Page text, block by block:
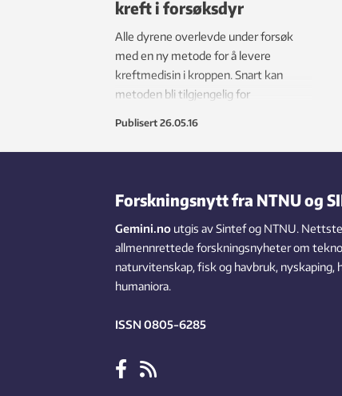
kreft i forsøksdyr
Alle dyrene overlevde under forsøk
med en ny metode for å levere
kreftmedisin i kroppen. Snart kan
metoden bli tilgjengelig for
Publisert 26.05.16
Forskningsnytt fra NTNU og
Gemini.no utgis av Sintef og NTNU.
allmennrettede forskningsnyheter om
naturvitenskap, fisk og havbruk, nyskaping,
humaniora.
ISSN 0805-6285